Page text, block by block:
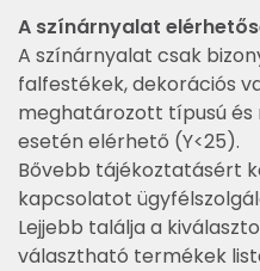
A színárnyalat
A színárnyalat csak
falfestékek, dekorációs
meghatározott típusú
esetén elérhető (Y<25).
Bővebb tájékoztatásért
kapcsolatot
Lejjebb találja a
választható termékek